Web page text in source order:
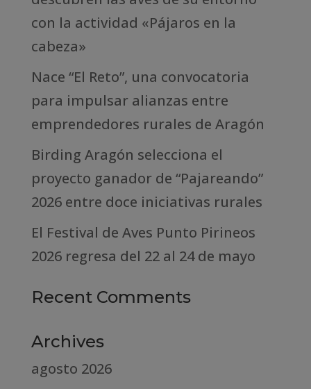
con la actividad «Pájaros en la
cabeza»
Nace “El Reto”, una convocatoria
para impulsar alianzas entre
emprendedores rurales de Aragón
Birding Aragón selecciona el
proyecto ganador de “Pajareando”
2026 entre doce iniciativas rurales
El Festival de Aves Punto Pirineos
2026 regresa del 22 al 24 de mayo
Recent Comments
Archives
agosto 2026